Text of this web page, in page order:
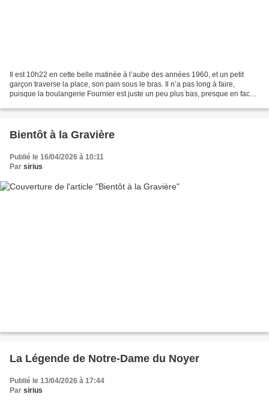
Il est 10h22 en cette belle matinée à l’aube des années 1960, et un petit
garçon traverse la place, son pain sous le bras. Il n’a pas long à faire,
puisque la boulangerie Fournier est juste un peu plus bas, presque en face
Bientôt à la Gravière
Publié le 16/04/2026 à 10:11
Par sirius
La Légende de Notre-Dame du Noyer
Publié le 13/04/2026 à 17:44
Par sirius